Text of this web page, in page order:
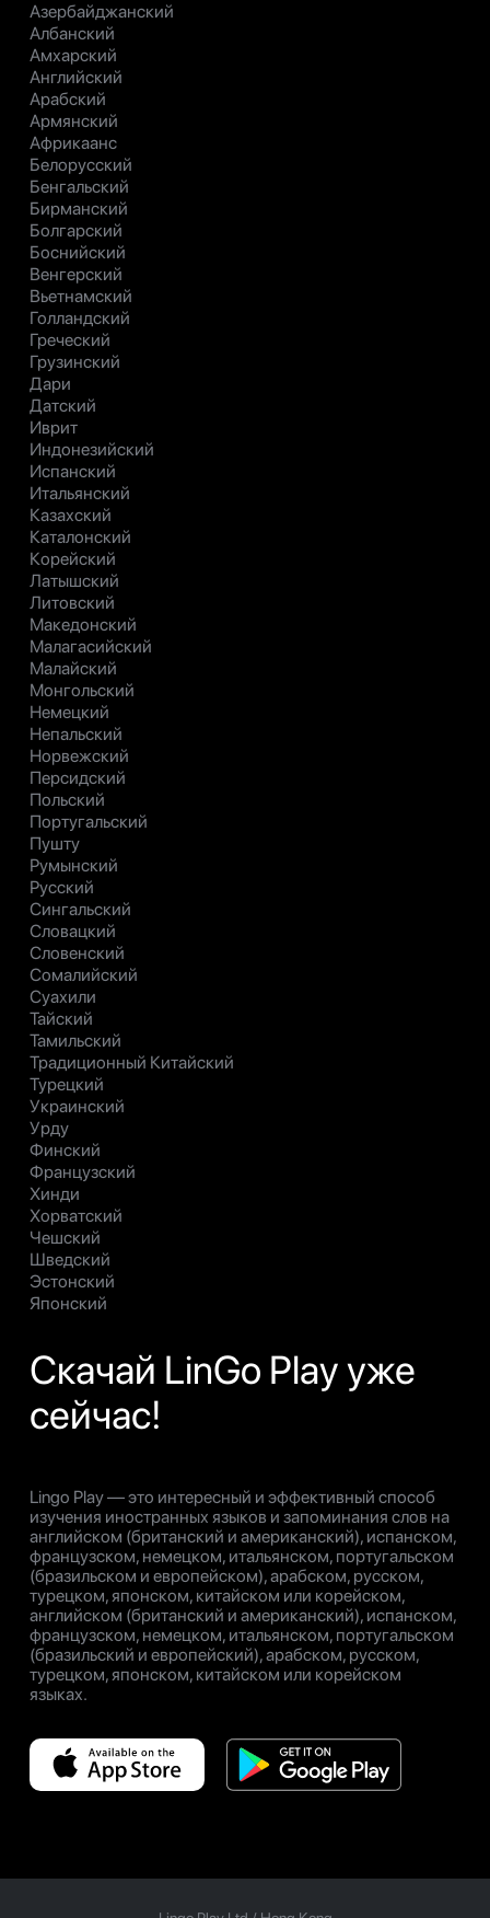
Азербайджанский
Албанский
Амхарский
Английский
Арабский
Армянский
Африкаанс
Белорусский
Бенгальский
Бирманский
Болгарский
Боснийский
Венгерский
Вьетнамский
Голландский
Греческий
Грузинский
Дари
Датский
Иврит
Индонезийский
Испанский
Итальянский
Казахский
Каталонский
Корейский
Латышский
Литовский
Македонский
Малагасийский
Малайский
Монгольский
Немецкий
Непальский
Норвежский
Персидский
Польский
Португальский
Пушту
Румынский
Русский
Сингальский
Словацкий
Словенский
Сомалийский
Суахили
Тайский
Тамильский
Традиционный Китайский
Турецкий
Украинский
Урду
Финский
Французский
Хинди
Хорватский
Чешский
Шведский
Эстонский
Японский
Скачай LinGo Play уже
сейчас!
Lingo Play — это интересный и эффективный способ
изучения иностранных языков и запоминания слов на
английском (британский и американский), испанском,
французском, немецком, итальянском, португальском
(бразильском и европейском), арабском, русском,
турецком, японском, китайском или корейском,
английском (британский и американский), испанском,
французском, немецком, итальянском, португальском
(бразильский и европейский), арабском, русском,
турецком, японском, китайском или корейском
языках.